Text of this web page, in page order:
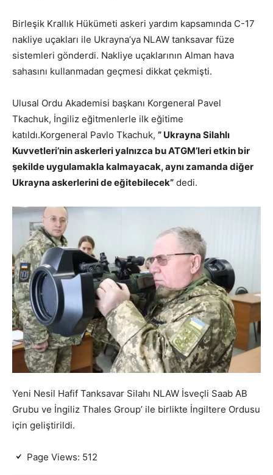
Birleşik Krallık Hükümeti askeri yardım kapsamında C-17
nakliye uçakları ile Ukrayna’ya NLAW tanksavar füze
sistemleri gönderdi. Nakliye uçaklarının Alman hava
sahasını kullanmadan geçmesi dikkat çekmişti.
Ulusal Ordu Akademisi başkanı Korgeneral Pavel
Tkachuk, İngiliz eğitmenlerle ilk eğitime
katıldı.Korgeneral Pavlo Tkachuk, ” Ukrayna Silahlı
Kuvvetleri’nin askerleri yalnızca bu ATGM’leri etkin bir
şekilde uygulamakla kalmayacak, aynı zamanda diğer
Ukrayna askerlerini de eğitebilecek” dedi.
Yeni Nesil Hafif Tanksavar Silahı NLAW İsveçli Saab AB
Grubu ve İngiliz Thales Group’ ile birlikte İngiltere Ordusu
için geliştirildi.
Page Views: 512